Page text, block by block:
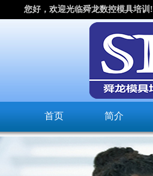
您好，欢迎光临舜龙数控模具培训!
首页 简介